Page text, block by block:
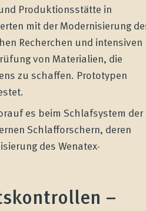
Produktionsstätte in
mit der Modernisierung
Recherchen und intensiven
von Materialien, die
zu schaffen. Prototypen
es beim Schlafsystem der
Schlafforschern, deren
des Wenatex-
–